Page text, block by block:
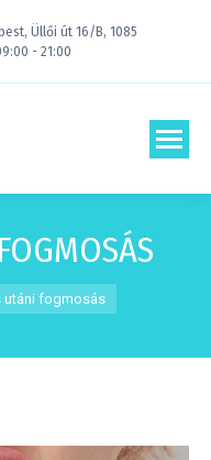
Üllői út 16/B, 1085
- 21:00
utáni fogmosás